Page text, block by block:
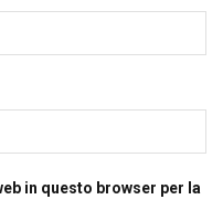
in questo browser per la